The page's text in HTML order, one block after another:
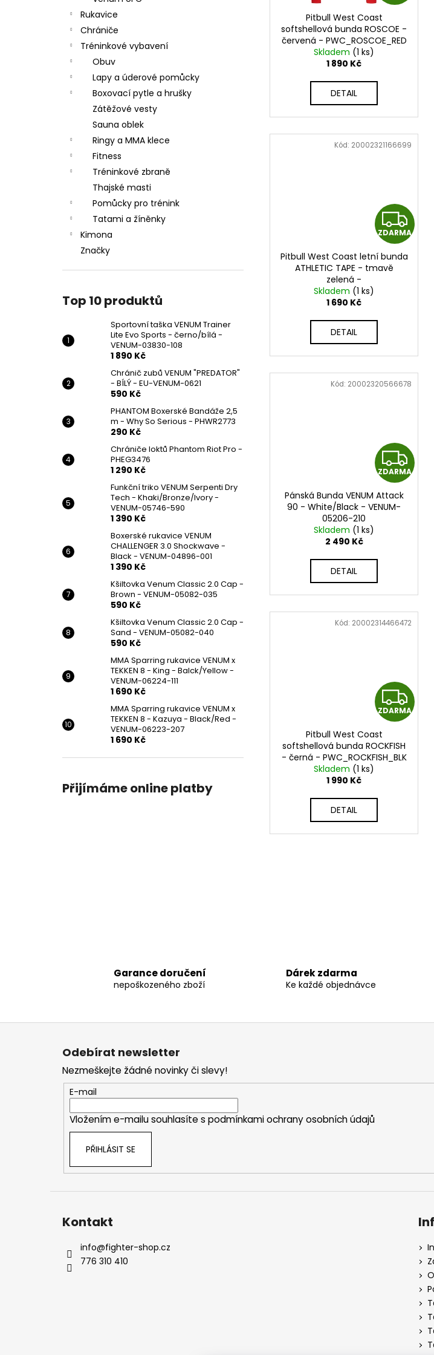
Rukavice
Chrániče
Tréninkové vybavení
Obuv
Lapy a úderové pomůcky
Boxovací pytle a hrušky
Zátěžové vesty
Sauna oblek
Ringy a MMA klece
Fitness
Tréninkové zbraně
Thajské masti
Pomůcky pro trénink
Tatami a žíněnky
Kimona
Značky
Top 10 produktů
Sportovní taška VENUM Trainer
Lite Evo Sports - černo/bílá -
VENUM-03830-108
1 890 Kč
Chránič zubů VENUM "PREDATOR"
- BÍLÝ - EU-VENUM-0621
590 Kč
PHANTOM Boxerské Bandáže 2,5
m - Why So Serious - PHWR2773
290 Kč
Chrániče loktů Phantom Riot Pro -
PHEG3476
1 290 Kč
Funkční triko VENUM Serpenti Dry
Tech - Khaki/Bronze/Ivory -
VENUM-05746-590
1 390 Kč
Boxerské rukavice VENUM
CHALLENGER 3.0 Shockwave -
Black - VENUM-04896-001
1 390 Kč
Kšiltovka Venum Classic 2.0 Cap -
Brown - VENUM-05082-035
590 Kč
Kšiltovka Venum Classic 2.0 Cap -
Sand - VENUM-05082-040
590 Kč
MMA Sparring rukavice VENUM x
TEKKEN 8 - King - Balck/Yellow -
VENUM-06224-111
1 690 Kč
MMA Sparring rukavice VENUM x
TEKKEN 8 - Kazuya - Black/Red -
VENUM-06223-207
1 690 Kč
Přijímáme online platby
D
Pitbull West Coast
softshellová bunda ROSCOE -
červená - PWC_ROSCOE_RED
Skladem (1 ks)
1 890 Kč
DETAIL
Z
D
ZDARMA
Pitbull West Coast letní bunda
ATHLETIC TAPE - tmavě
zelená -
PWC_ATHLETICTAPE_GRN
Skladem (1 ks)
1 690 Kč
DETAIL
Kód: 20002321166699
Z
D
ZDARMA
Pánská Bunda VENUM Attack
90 - White/Black - VENUM-
05206-210
Skladem (1 ks)
2 490 Kč
DETAIL
Kód: 20002320566678
Z
D
ZDARMA
Pitbull West Coast
softshellová bunda ROCKFISH
- černá - PWC_ROCKFISH_BLK
Skladem (1 ks)
1 990 Kč
DETAIL
Kód: 20002314466472
Garance doručení
nepoškozeného zboží
Dárek zdarma
Ke každé objednávce
Z
Odebírat newsletter
Nezmeškejte žádné novinky či slevy!
E-mail
Vložením e-mailu souhlasíte s podmínkami ochrany osobních údajů
PŘIHLÁSIT SE
Kontakt
info@fighter-shop.cz
776 310 410